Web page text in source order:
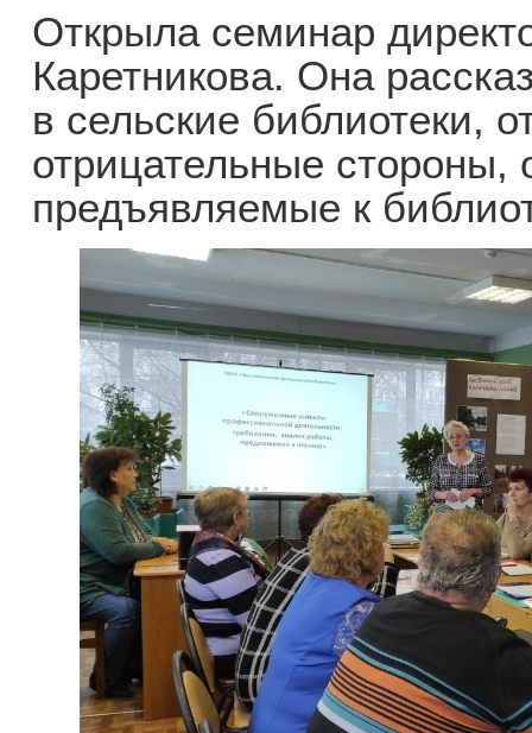
Открыла семинар
Каретникова. Она
в сельские библиотеки,
отрицательные стороны,
предъявляемые к